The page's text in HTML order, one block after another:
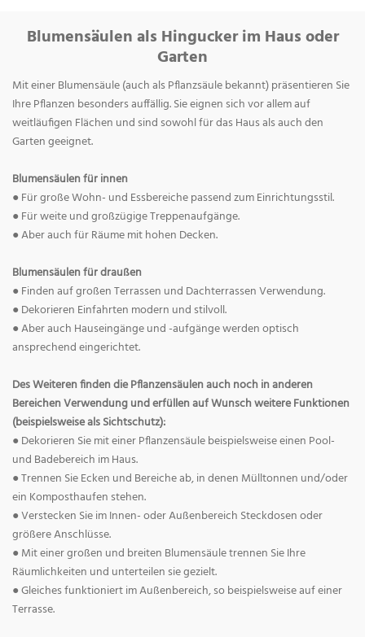
Blumensäulen als Hingucker im Haus oder
Garten
Mit einer Blumensäule (auch als Pflanzsäule bekannt) präsentieren Sie
Ihre Pflanzen besonders auffällig. Sie eignen sich vor allem auf
weitläufigen Flächen und sind sowohl für das Haus als auch den
Garten geeignet.
Blumensäulen für innen
● Für große Wohn- und Essbereiche passend zum Einrichtungsstil.
● Für weite und großzügige Treppenaufgänge.
● Aber auch für Räume mit hohen Decken.
Blumensäulen für draußen
● Finden auf großen Terrassen und Dachterrassen Verwendung.
● Dekorieren Einfahrten modern und stilvoll.
● Aber auch Hauseingänge und -aufgänge werden optisch
ansprechend eingerichtet.
Des Weiteren finden die Pflanzensäulen auch noch in anderen
Bereichen Verwendung und erfüllen auf Wunsch weitere Funktionen
(beispielsweise als Sichtschutz):
● Dekorieren Sie mit einer Pflanzensäule beispielsweise einen Pool-
und Badebereich im Haus.
● Trennen Sie Ecken und Bereiche ab, in denen Mülltonnen und/oder
ein Komposthaufen stehen.
● Verstecken Sie im Innen- oder Außenbereich Steckdosen oder
größere Anschlüsse.
● Mit einer großen und breiten Blumensäule trennen Sie Ihre
Räumlichkeiten und unterteilen sie gezielt.
● Gleiches funktioniert im Außenbereich, so beispielsweise auf einer
Terrasse.